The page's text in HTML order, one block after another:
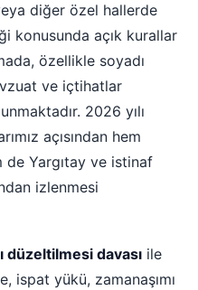
diğer özel hallerde
konusunda açık kurallar
özellikle soyadı
ve içtihatlar
2026 yılı
açısından hem
Yargıtay ve istinaf
izlenmesi
düzeltilmesi davası ile
ispat yükü, zamanaşımı